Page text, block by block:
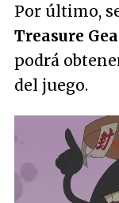
Por último,
Treasure
podrá
del juego.